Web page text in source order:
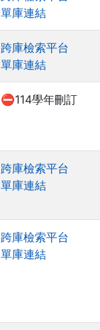
單庫連結
跨庫檢索平台
單庫連結
⛔114學年刪訂
跨庫檢索平台
單庫連結
跨庫檢索平台
單庫連結